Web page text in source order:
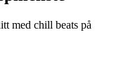
med chill beats på